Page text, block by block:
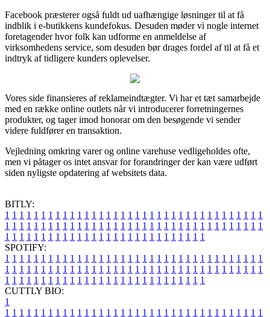
Facebook præsterer også fuldt ud uafhængige løsninger til at få
indblik i e-butikkens kundefokus. Desuden møder vi nogle internet
foretagender hvor folk kan udforme en anmeldelse af
virksomhedens service, som desuden bør drages fordel af til at få et
indtryk af tidligere kunders oplevelser.
Vores side finansieres af reklameindtægter. Vi har et tæt samarbejde
med en række online outlets når vi introducerer forretningernes
produkter, og tager imod honorar om den besøgende vi sender
videre fuldfører en transaktion.
Vejledning omkring varer og online varehuse vedligeholdes ofte,
men vi påtager os intet ansvar for forandringer der kan være udført
siden nyligste opdatering af websitets data.
BITLY:
1 1 1 1 1 1 1 1 1 1 1 1 1 1 1 1 1 1 1 1 1 1 1 1 1 1 1 1 1 1 1 1 1 1 1 1
1 1 1 1 1 1 1 1 1 1 1 1 1 1 1 1 1 1 1 1 1 1 1 1 1 1 1 1 1 1 1 1 1 1 1 1
1 1 1 1 1 1 1 1 1 1 1 1 1 1 1 1 1 1 1 1 1 1 1 1 1 1 1 1
SPOTIFY:
1 1 1 1 1 1 1 1 1 1 1 1 1 1 1 1 1 1 1 1 1 1 1 1 1 1 1 1 1 1 1 1 1 1 1 1
1 1 1 1 1 1 1 1 1 1 1 1 1 1 1 1 1 1 1 1 1 1 1 1 1 1 1 1 1 1 1 1 1 1 1 1
1 1 1 1 1 1 1 1 1 1 1 1 1 1 1 1 1 1 1 1 1 1 1 1 1 1 1 1
CUTTLY BIO:
1
1 1 1 1 1 1 1 1 1 1 1 1 1 1 1 1 1 1 1 1 1 1 1 1 1 1 1 1 1 1 1 1 1 1 1 1